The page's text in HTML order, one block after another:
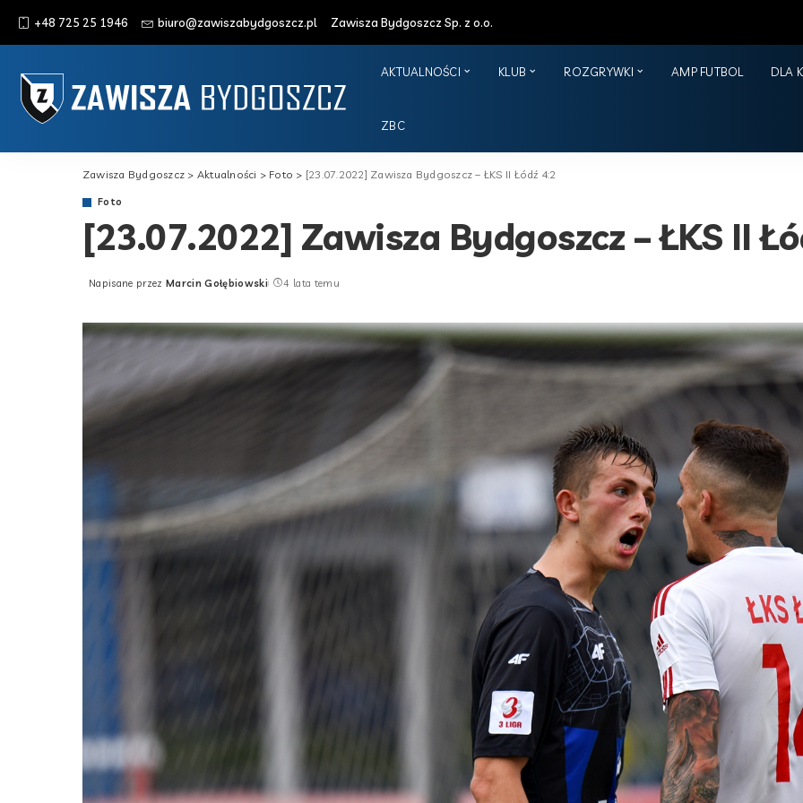
+48 725 25 1946 biuro@zawiszabydgoszcz.pl Zawisza Bydgoszcz Sp. z o.o.
AKTUALNOŚCI KLUB ROZGRYWKI AMP FUTBOL DLA
ZBC
Zawisza Bydgoszcz > Aktualności > Foto > [23.07.2022] Zawisza Bydgoszcz – ŁKS II Łódź 4:2
Foto
[23.07.2022] Zawisza Bydgoszcz – ŁKS II
Posted
Napisane przez Marcin Gołębiowski 4 lata temu